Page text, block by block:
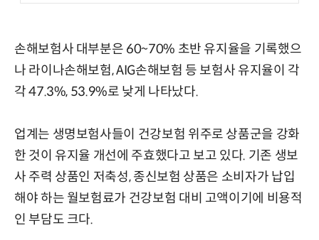
손해보험사 대부분은 60~70% 초반 유지율을 기록했으
나 라이나손해보험, AIG손해보험 등 보험사 유지율이 각
각 47.3%, 53.9%로 낮게 나타났다.
업계는 생명보험사들이 건강보험 위주로 상품군을 강화
한 것이 유지율 개선에 주효했다고 보고 있다. 기존 생보
사 주력 상품인 저축성, 종신보험 상품은 소비자가 납입
해야 하는 월보험료가 건강보험 대비 고액이기에 비용적
인 부담도 크다.